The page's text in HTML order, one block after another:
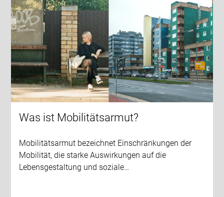
Was ist Mobilitätsarmut?
Mobilitätsarmut bezeichnet Einschränkungen der
Mobilität, die starke Auswirkungen auf die
Lebensgestaltung und soziale…